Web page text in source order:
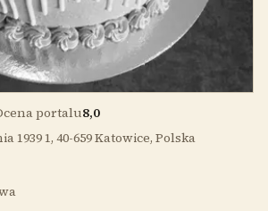
portalu8,0
1939 1, 40-659 Katowice, Polska